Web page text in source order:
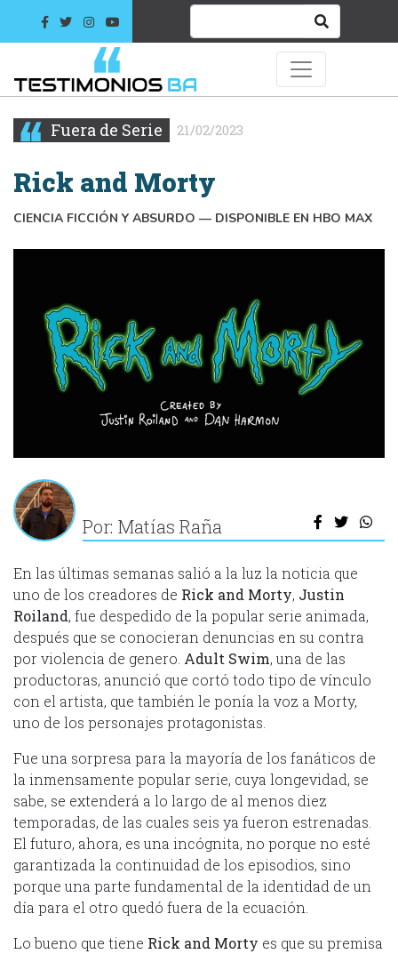
Fuera de Serie 21/02/2023
Rick and Morty
CIENCIA FICCIÓN Y ABSURDO — DISPONIBLE EN HBO MAX
Por: Matías Raña
En las últimas semanas salió a la luz la noticia que
uno de los creadores de Rick and Morty, Justin
Roiland, fue despedido de la popular serie animada,
después que se conocieran denuncias en su contra
por violencia de genero. Adult Swim, una de las
productoras, anunció que cortó todo tipo de vínculo
con el artista, que también le ponía la voz a Morty,
uno de los personajes protagonistas.
Fue una sorpresa para la mayoría de los fanáticos de
la inmensamente popular serie, cuya longevidad, se
sabe, se extenderá a lo largo de al menos diez
temporadas, de las cuales seis ya fueron estrenadas.
El futuro, ahora, es una incógnita, no porque no esté
garantizada la continuidad de los episodios, sino
porque una parte fundamental de la identidad de un
día para el otro quedó fuera de la ecuación.
Lo bueno que tiene Rick and Morty es que su premisa